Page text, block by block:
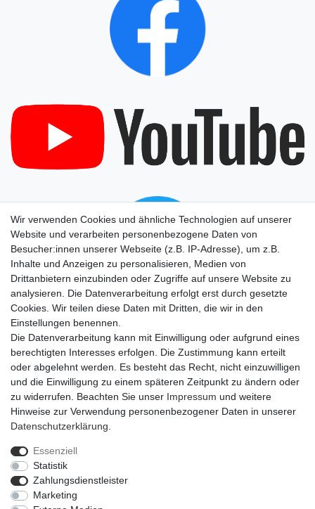
Impressum
Wir verwenden Cookies und ähnliche Technologien auf unserer
Website und verarbeiten personenbezogene Daten von
Besucher:innen unserer Webseite (z.B. IP-Adresse), um z.B.
Inhalte und Anzeigen zu personalisieren, Medien von
Drittanbietern einzubinden oder Zugriffe auf unsere Website zu
analysieren. Die Datenverarbeitung erfolgt erst durch gesetzte
Cookies. Wir teilen diese Daten mit Dritten, die wir in den
Einstellungen benennen.
Die Datenverarbeitung kann mit Einwilligung oder aufgrund eines
berechtigten Interesses erfolgen. Die Zustimmung kann erteilt
oder abgelehnt werden. Es besteht das Recht, nicht einzuwilligen
und die Einwilligung zu einem späteren Zeitpunkt zu ändern oder
zu widerrufen. Beachten Sie unser Impressum und weitere
Hinweise zur Verwendung personenbezogener Daten in unserer
Daten­schutz­erklärung
Essenziell
Statistik
Zahlungsdienstleister
Marketing